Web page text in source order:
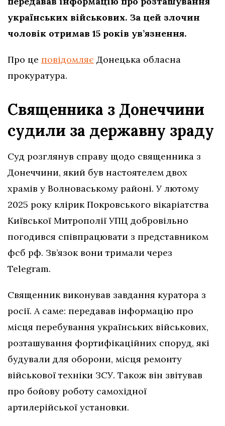
українських військових. За цей злочин
чоловік отримав 15 років ув’язнення.
Про це повідомляє Донецька обласна
прокуратура.
Священника з Донеччини
судили за державну зраду
Суд розглянув справу щодо священника з
Донеччини, який був настоятелем двох
храмів у Волноваському районі. У лютому
2025 року клірик Покровського вікаріатства
Київської Митрополії УПЦ добровільно
погодився співпрацювати з представником
фсб рф. Зв’язок вони тримали через
Telegram.
Священник виконував завдання куратора з
росії. А саме: передавав інформацію про
місця перебування українських військових,
розташування фортифікаційних споруд, які
будували для оборони, місця ремонту
військової техніки ЗСУ. Також він звітував
про бойову роботу самохідної
артилерійської установки.